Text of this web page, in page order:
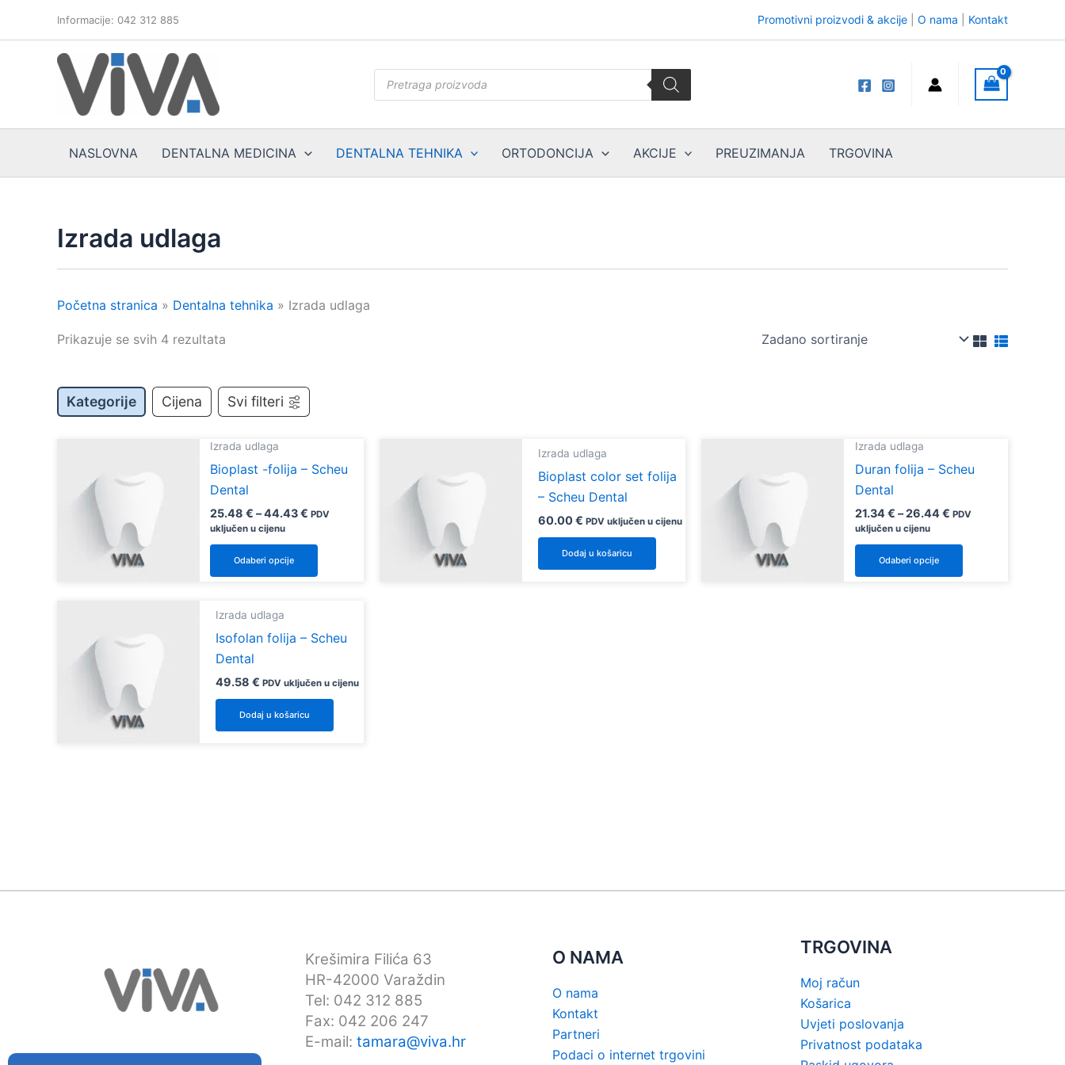
Informacije: 042 312 885 Promotivni proizvodi & akcije O nama Kontakt
search
NASLOVNA DENTALNA MEDICINA DENTALNA TEHNIKA ORTODONCIJA AKCIJE PREUZIMANJA TRGOVINA
Izrada udlaga
Početna stranica » Dentalna tehnika » Izrada udlaga
Prikazuje se svih 4 rezultata
Kategorije Cijena Svi filteri
Izrada udlaga
Bioplast -folija – Scheu
Dental
25.48€ –44.43€ Raspon
PDV
uključen u cijenu
Odaberi opcije
Ovaj
varijanti.
mogu
na
Izrada udlaga
Bioplast color set folija
– Scheu Dental
60.00€ PDV uključen u cijenu
Dodaj u košaricu
Izrada udlaga
Duran folija – Scheu
Dental
21.34€ –26.44€Raspon
PDV
uključen u cijenu
Odaberi opcije
Ovaj
Izrada udlaga
Isofolan folija – Scheu
Dental
49.58 € PDV uključen u cijenu
Dodaj u košaricu
Krešimira Filića 63
HR-42000 Varaždin
Tel: 042 312 885
Fax: 042 206 247
E-mail: tamara@viva.hr
O NAMA
O nama
Kontakt
Partneri
Podaci o internet trgovini
TRGOVINA
Moj račun
Košarica
Uvjeti poslovanja
Privatnost podataka